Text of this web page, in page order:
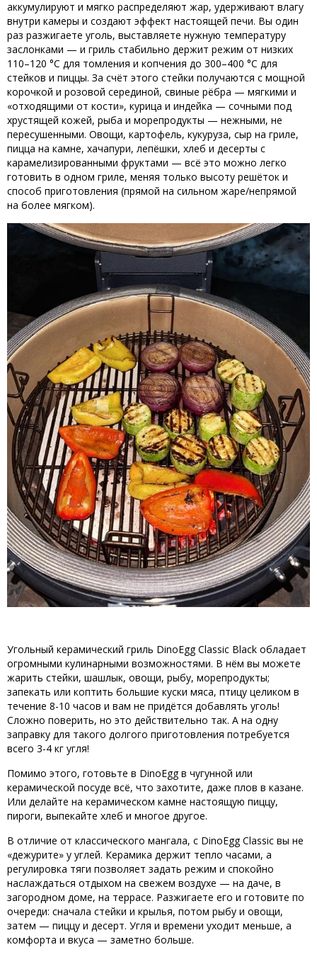
аккумулируют и мягко распределяют жар, удерживают влагу
внутри камеры и создают эффект настоящей печи. Вы один
раз разжигаете уголь, выставляете нужную температуру
заслонками — и гриль стабильно держит режим от низких
110–120 °C для томления и копчения до 300–400 °C для
стейков и пиццы. За счёт этого стейки получаются с мощной
корочкой и розовой серединой, свиные рёбра — мягкими и
«отходящими от кости», курица и индейка — сочными под
хрустящей кожей, рыба и морепродукты — нежными, не
пересушенными. Овощи, картофель, кукуруза, сыр на гриле,
пицца на камне, хачапури, лепёшки, хлеб и десерты с
карамелизированными фруктами — всё это можно легко
готовить в одном гриле, меняя только высоту решёток и
способ приготовления (прямой на сильном жаре/непрямой
на более мягком).
Угольный керамический гриль DinoEgg Classic Black обладает
огромными кулинарными возможностями. В нём вы можете
жарить стейки, шашлык, овощи, рыбу, морепродукты;
запекать или коптить большие куски мяса, птицу целиком в
течение 8-10 часов и вам не придётся добавлять уголь!
Сложно поверить, но это действительно так. А на одну
заправку для такого долгого приготовления потребуется
всего 3-4 кг угля!
Помимо этого, готовьте в DinoEgg в чугунной или
керамической посуде всё, что захотите, даже плов в казане.
Или делайте на керамическом камне настоящую пиццу,
пироги, выпекайте хлеб и многое другое.
В отличие от классического мангала, с DinoEgg Classic вы не
«дежурите» у углей. Керамика держит тепло часами, а
регулировка тяги позволяет задать режим и спокойно
наслаждаться отдыхом на свежем воздухе — на даче, в
загородном доме, на террасе. Разжигаете его и готовите по
очереди: сначала стейки и крылья, потом рыбу и овощи,
затем — пиццу и десерт. Угля и времени уходит меньше, а
комфорта и вкуса — заметно больше.